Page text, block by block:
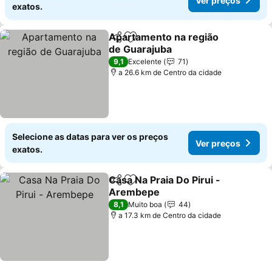
exatos.
PartilharAdicionar aos favoritos
Apartamento na região
de Guarajuba
Ver preços
9,1 Excelente
71
a 26.6 km de Centro da cidade
Selecione as datas para ver os preços
exatos.
Ver preços
PartilharAdicionar aos favoritos
Casa Na Praia Do Pirui -
Arembepe
Ver preços
8,1 Muito boa
44
a 17.3 km de Centro da cidade